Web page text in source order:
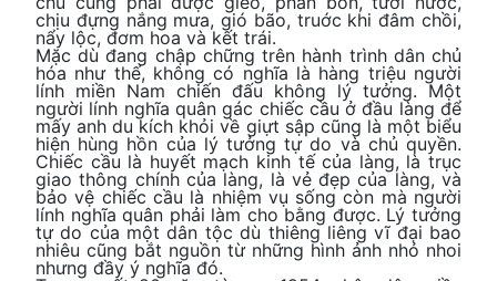
chịu đựng nắng mưa, gió bão, truớc khi đâm chồi,
nẩy lộc, đơm hoa và kết trái.
Mặc dù đang chập chững trên hành trình dân chủ
hóa như thế, không có nghĩa là hàng triệu người
lính miền Nam chiến đấu không lý tưởng. Một
người lính nghĩa quân gác chiếc cầu ở đầu làng để
mấy anh du kích khỏi về giựt sập cũng là một biểu
hiện hùng hồn của lý tưởng tự do và chủ quyền.
Chiếc cầu là huyết mạch kinh tế của làng, là trục
giao thông chính của làng, là vẻ đẹp của làng, và
bảo vệ chiếc cầu là nhiệm vụ sống còn mà người
lính nghĩa quân phải làm cho bằng được. Lý tưởng
tự do của một dân tộc dù thiêng liêng vĩ đại bao
nhiêu cũng bắt nguồn từ những hình ảnh nhỏ nhoi
nhưng đầy ý nghĩa đó.